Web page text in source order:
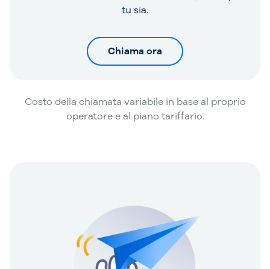
tu sia.
Chiama ora
Costo della chiamata variabile in base al proprio
operatore e al piano tariffario.